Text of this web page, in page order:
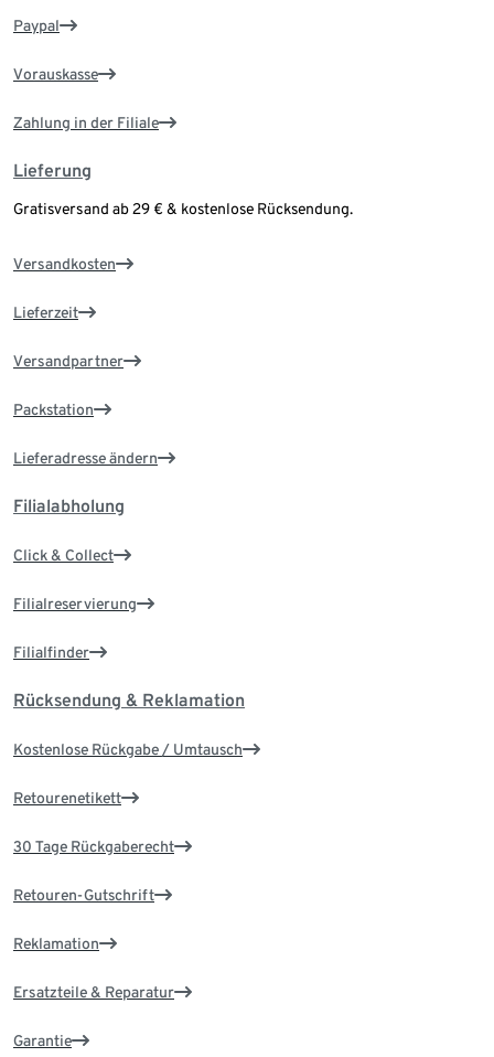
Paypal
Vorauskasse
Zahlung in der Filiale
Lieferung
Gratisversand ab 29 € & kostenlose Rücksendung.
Versandkosten
Lieferzeit
Versandpartner
Packstation
Lieferadresse ändern
Filialabholung
Click & Collect
Filialreservierung
Filialfinder
Rücksendung & Reklamation
Kostenlose Rückgabe / Umtausch
Retourenetikett
30 Tage Rückgaberecht
Retouren-Gutschrift
Reklamation
Ersatzteile & Reparatur
Garantie